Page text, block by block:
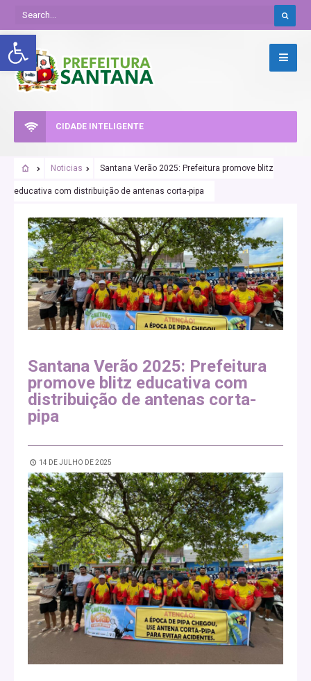
Abrir a barra de ferramentas
CIDADE INTELIGENTE
Noticias Santana Verão 2025: Prefeitura promove blitz
educativa com distribuição de antenas corta-pipa
Santana Verão 2025: Prefeitura
promove blitz educativa com
distribuição de antenas corta-
pipa
14 DE JULHO DE 2025